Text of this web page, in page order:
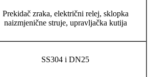
Prekidač zraka, električni relej, sklopka
naizmjenične struje, upravljačka kutija
SS304 i DN25